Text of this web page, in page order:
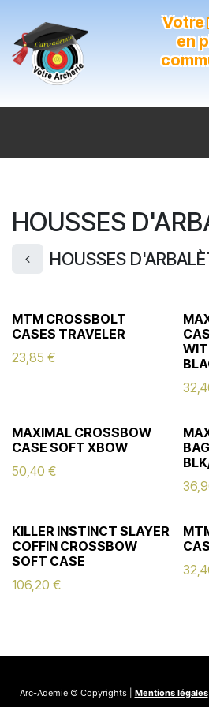
Votre
en
HOUSSES
HOUSSES
MTM CROSSBOLT
CASES TRAVELER
23,85 €
MAXIMAL CROSSBOW
CASE SOFT XBOW
50,40 €
KILLER INSTINCT SLAYER
COFFIN CROSSBOW
SOFT CASE
106,20 €
Arc-Ademie © Copyrights | Mentions légales